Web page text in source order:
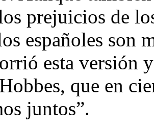
prejuicios de
españoles son
esta versión
que en
juntos”.